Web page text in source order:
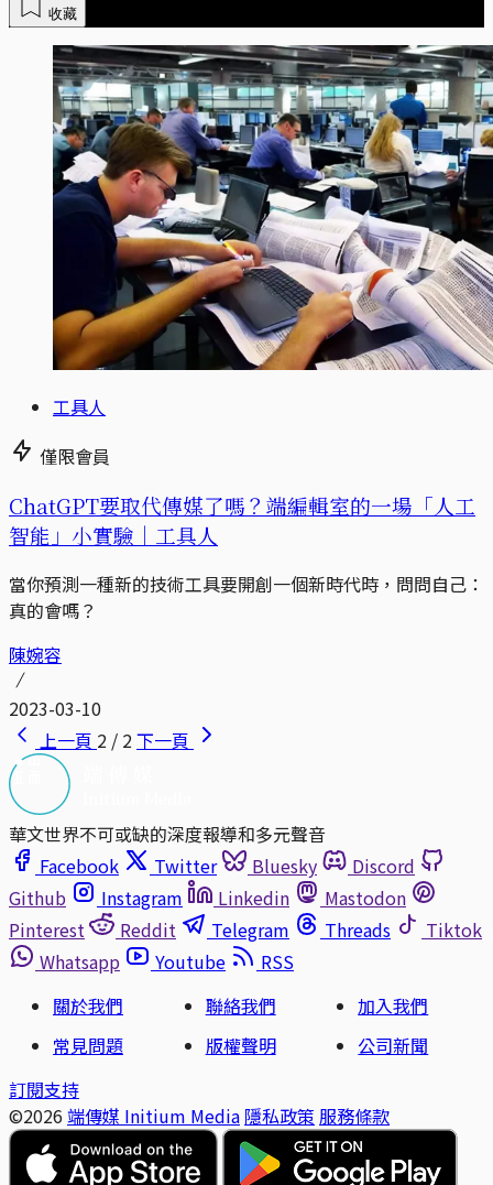
收藏
工具人
僅限會員
ChatGPT要取代傳媒了嗎？端編輯室的一場「人工
智能」小實驗｜工具人
當你預測一種新的技術工具要開創一個新時代時，問問自己：
真的會嗎？
陳婉容
2023-03-10
上一頁 2 / 2下一頁
華文世界不可或缺的深度報導和多元聲音
Facebook
Twitter Bluesky
Discord
Github
Instagram Linkedin
Mastodon
Pinterest
Reddit Telegram Threads
Tiktok
Whatsapp
Youtube
RSS
關於我們
聯絡我們
加入我們
常見問題
版權聲明
公司新聞
訂閱支持
©2026 端傳媒 Initium Media 隱私政策 服務條款